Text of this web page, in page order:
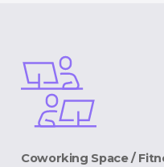
Coworking Space /